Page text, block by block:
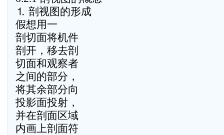
⒈ 剖视图的形成
假想用一
剖切面将机件
剖开，移去剖
切面和观察者
之间的部分，
将其余部分向
投影面投射，
并在剖面区域
内画上剖面符